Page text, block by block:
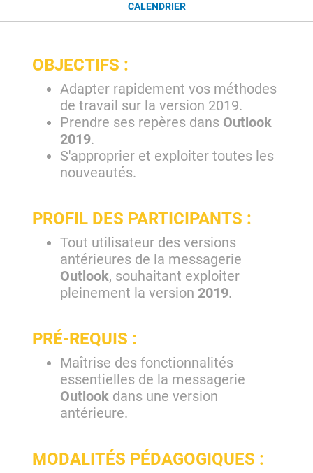
CALENDRIER
OBJECTIFS :
Adapter rapidement vos méthodes
de travail sur la version 2019.
Prendre ses repères dans Outlook
2019.
S'approprier et exploiter toutes les
nouveautés.
PROFIL DES PARTICIPANTS :
Tout utilisateur des versions
antérieures de la messagerie
Outlook, souhaitant exploiter
pleinement la version 2019.
PRÉ-REQUIS :
Maîtrise des fonctionnalités
essentielles de la messagerie
Outlook dans une version
antérieure.
MODALITÉS PÉDAGOGIQUES :